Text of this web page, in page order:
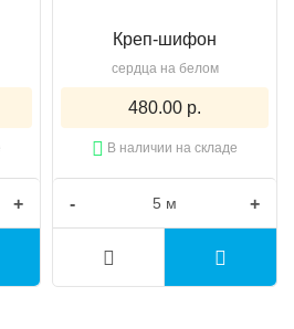
+
Креп-шифон
сердца на белом
480.00 р.
В наличии на складе
- +